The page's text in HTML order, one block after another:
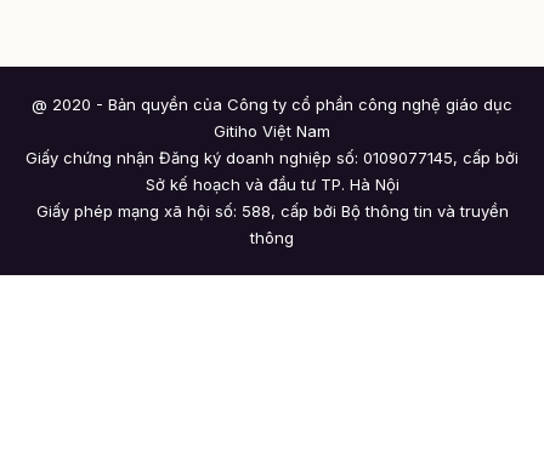
@ 2020 - Bản quyền của Công ty cổ phần công nghệ giáo dục
Gitiho Việt Nam
Giấy chứng nhận Đăng ký doanh nghiệp số: 0109077145, cấp bởi
Sở kế hoạch và đầu tư TP. Hà Nội
Giấy phép mạng xã hội số: 588, cấp bởi Bộ thông tin và truyền
thông